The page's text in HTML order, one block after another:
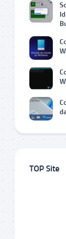
TOP Site